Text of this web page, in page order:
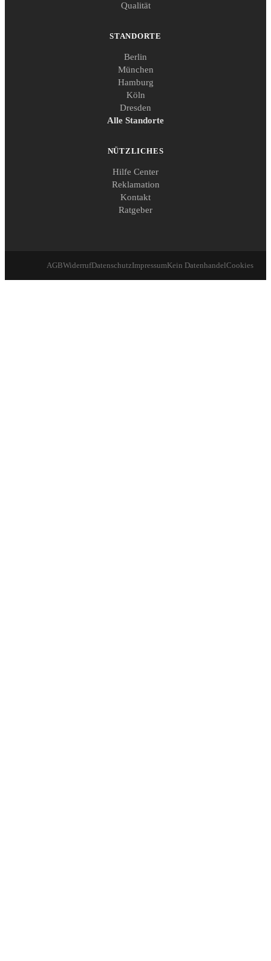
Qualität
STANDORTE
Berlin
München
Hamburg
Köln
Dresden
Alle Standorte
NÜTZLICHES
Hilfe Center
Reklamation
Kontakt
Ratgeber
AGBWiderrufDatenschutzImpressumKein DatenhandelCookies